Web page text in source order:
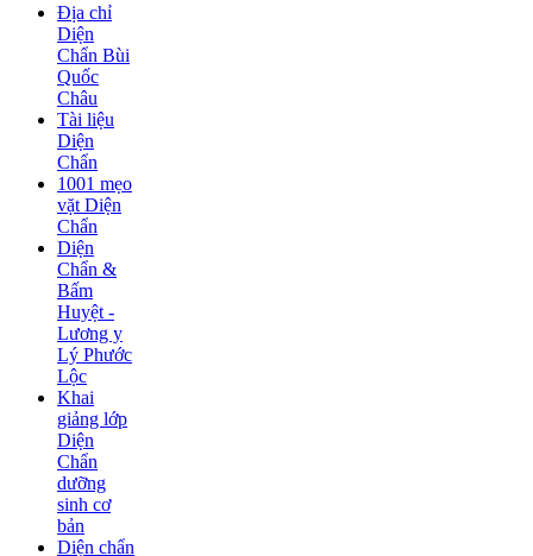
Địa chỉ
Diện
Chẩn Bùi
Quốc
Châu
Tài liệu
Diện
Chẩn
1001 mẹo
vặt Diện
Chẩn
Diện
Chẩn &
Bấm
Huyệt -
Lương y
Lý Phước
Lộc
Khai
giảng lớp
Diện
Chẩn
dưỡng
sinh cơ
bản
Diện chẩn